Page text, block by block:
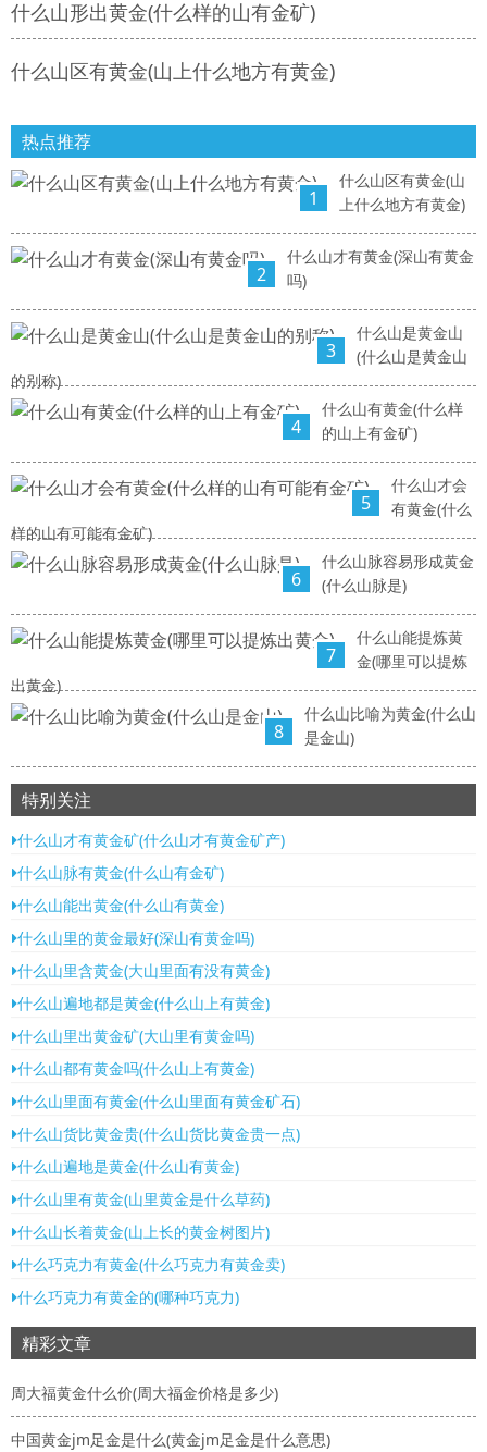
什么山形出黄金(什么样的山有金矿)
什么山区有黄金(山上什么地方有黄金)
热点推荐
1
什么山区有黄金(山
上什么地方有黄金)
2
什么山才有黄金(深山有黄金
吗)
3
什么山是黄金山
(什么山是黄金山
的别称)
4
什么山有黄金(什么样
的山上有金矿)
5
什么山才会
有黄金(什么
样的山有可能有金矿)
6
什么山脉容易形成黄金
(什么山脉是)
7
什么山能提炼黄
金(哪里可以提炼
出黄金)
8
什么山比喻为黄金(什么山
是金山)
特别关注
什么山才有黄金矿(什么山才有黄金矿产)
什么山脉有黄金(什么山有金矿)
什么山能出黄金(什么山有黄金)
什么山里的黄金最好(深山有黄金吗)
什么山里含黄金(大山里面有没有黄金)
什么山遍地都是黄金(什么山上有黄金)
什么山里出黄金矿(大山里有黄金吗)
什么山都有黄金吗(什么山上有黄金)
什么山里面有黄金(什么山里面有黄金矿石)
什么山货比黄金贵(什么山货比黄金贵一点)
什么山遍地是黄金(什么山有黄金)
什么山里有黄金(山里黄金是什么草药)
什么山长着黄金(山上长的黄金树图片)
什么巧克力有黄金(什么巧克力有黄金卖)
什么巧克力有黄金的(哪种巧克力)
精彩文章
周大福黄金什么价(周大福金价格是多少)
中国黄金jm足金是什么(黄金jm足金是什么意思)